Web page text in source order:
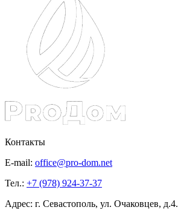
Контакты
E-mail: office@pro-dom.net
Тел.: +7 (978) 924-37-37
Адрес: г. Севастополь, ул. Очаковцев, д.4.